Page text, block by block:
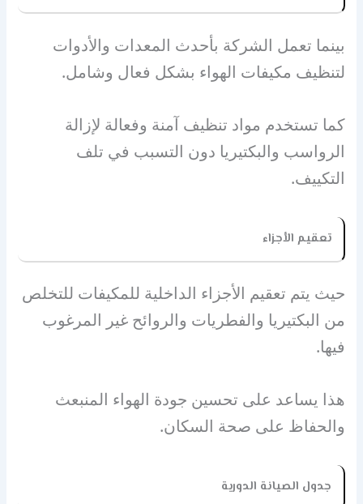
بينما تعمل الشركة بأحدث المعدات والأدوات
لتنظيف مكيفات الهواء بشكل فعال وشامل.
كما تستخدم مواد تنظيف آمنة وفعالة لإزالة
الرواسب والبكتيريا دون التسبب في تلف
التكييف.
تعقيم الأجزاء
حيث يتم تعقيم الأجزاء الداخلية للمكيفات للتخلص
من البكتيريا والفطريات والروائح غير المرغوب
فيها.
هذا يساعد على تحسين جودة الهواء المنبعث
والحفاظ على صحة السكان.
جدول الصيانة الدورية